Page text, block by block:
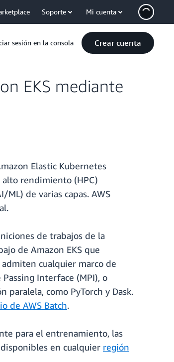
Soporte Mi cuenta
sesión en la consola Crear cuenta
EKS mediante
Elastic Kubernetes
alto rendimiento (HPC)
de varias capas. AWS
de trabajos de la
de Amazon EKS que
admiten cualquier marco de
Interface (MPI), o
paralela, como PyTorch y Dask.
de AWS Batch.
para el entrenamiento, las
en cualquier región